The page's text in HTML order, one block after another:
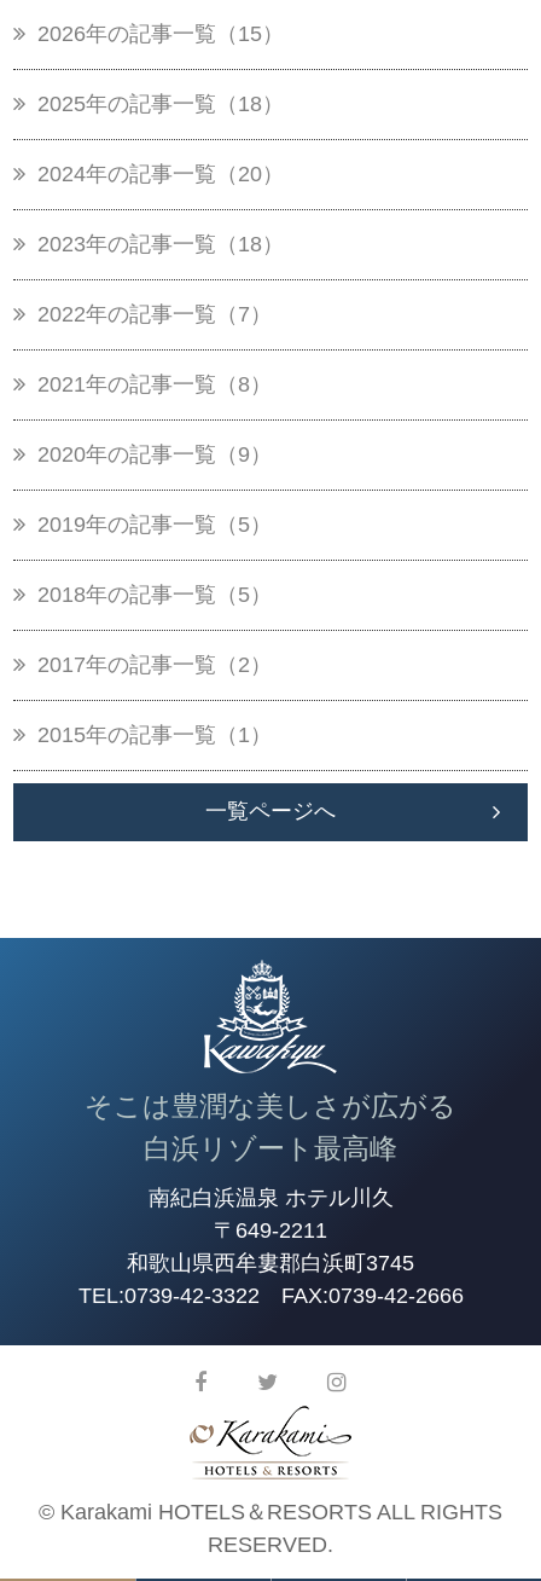
2026年の記事一覧（15）
2025年の記事一覧（18）
2024年の記事一覧（20）
2023年の記事一覧（18）
2022年の記事一覧（7）
2021年の記事一覧（8）
2020年の記事一覧（9）
2019年の記事一覧（5）
2018年の記事一覧（5）
2017年の記事一覧（2）
2015年の記事一覧（1）
一覧ページへ
そこは豊潤な美しさが広がる
白浜リゾート最高峰
南紀白浜温泉 ホテル川久
〒649-2211
和歌山県西牟婁郡白浜町3745
TEL:0739-42-3322 FAX:0739-42-2666
© Karakami HOTELS＆RESORTS ALL RIGHTS
RESERVED.